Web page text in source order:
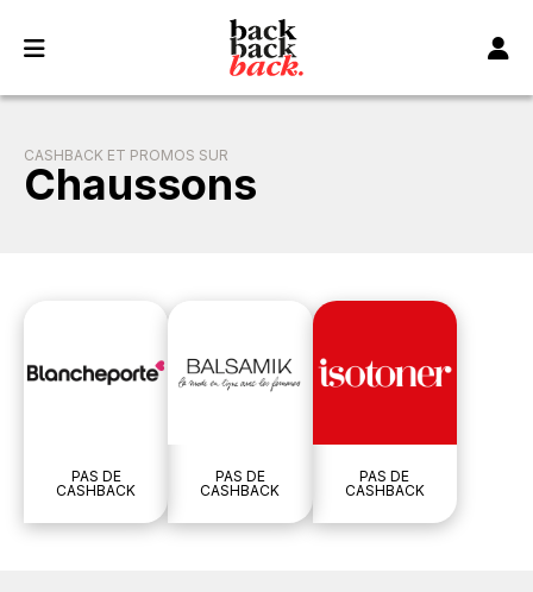
CASHBACK ET PROMOS SUR
Chaussons
PAS DE
CASHBACK
PAS DE
CASHBACK
PAS DE
CASHBACK